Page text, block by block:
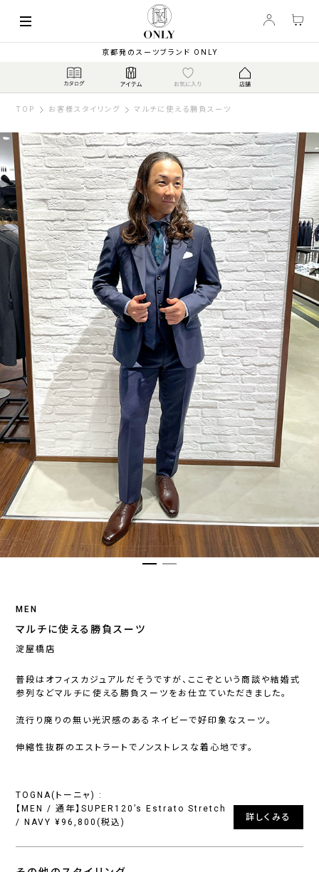
京都発のスーツブランド ONLY
TOP お客様スタイリング マルチに使える勝負スーツ
MEN
マルチに使える勝負スーツ
淀屋橋店
普段はオフィスカジュアルだそうですが、ここぞという商談や結婚式
参列などマルチに使える勝負スーツをお仕立ていただきました。
流行り廃りの無い光沢感のあるネイビーで好印象なスーツ。
伸縮性抜群のエストラートでノンストレスな着心地です。
TOGNA(トーニャ) :
【MEN / 通年】SUPER120’s Estrato Stretch
/ NAVY ¥96,800(税込)
詳しくみる